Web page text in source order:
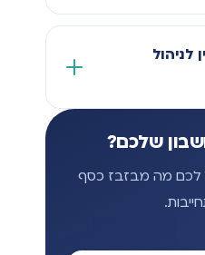
לניהול
שלכם?
לכם מה מבזבז כסף